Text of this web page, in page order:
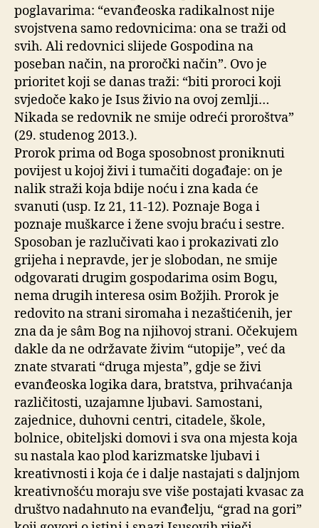
poglavarima: “evanđeoska radikalnost nije
svojstvena samo redovnicima: ona se traži od
svih. Ali redovnici slijede Gospodina na
poseban način, na proročki način”. Ovo je
prioritet koji se danas traži: “biti proroci koji
svjedoče kako je Isus živio na ovoj zemlji…
Nikada se redovnik ne smije odreći proroštva”
(29. studenog 2013.).
Prorok prima od Boga sposobnost proniknuti
povijest u kojoj živi i tumačiti događaje: on je
nalik straži koja bdije noću i zna kada će
svanuti (usp. Iz 21, 11-12). Poznaje Boga i
poznaje muškarce i žene svoju braću i sestre.
Sposoban je razlučivati kao i prokazivati zlo
grijeha i nepravde, jer je slobodan, ne smije
odgovarati drugim gospodarima osim Bogu,
nema drugih interesa osim Božjih. Prorok je
redovito na strani siromaha i nezaštićenih, jer
zna da je sâm Bog na njihovoj strani. Očekujem
dakle da ne održavate živim “utopije”, već da
znate stvarati “druga mjesta”, gdje se živi
evanđeoska logika dara, bratstva, prihvaćanja
različitosti, uzajamne ljubavi. Samostani,
zajednice, duhovni centri, citadele, škole,
bolnice, obiteljski domovi i sva ona mjesta koja
su nastala kao plod karizmatske ljubavi i
kreativnosti i koja će i dalje nastajati s daljnjom
kreativnošću moraju sve više postajati kvasac za
društvo nadahnuto na evanđelju, “grad na gori”